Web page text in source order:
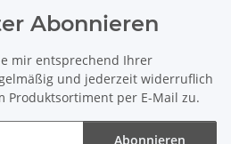
Abonnieren
mir entsprechend Ihrer
und jederzeit widerruflich
Produktsortiment per E-Mail zu.
Abonnieren